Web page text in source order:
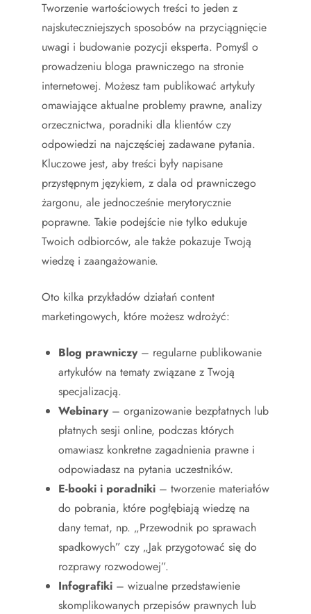
Tworzenie wartościowych treści to jeden z
najskuteczniejszych sposobów na przyciągnięcie
uwagi i budowanie pozycji eksperta. Pomyśl o
prowadzeniu bloga prawniczego na stronie
internetowej. Możesz tam publikować artykuły
omawiające aktualne problemy prawne, analizy
orzecznictwa, poradniki dla klientów czy
odpowiedzi na najczęściej zadawane pytania.
Kluczowe jest, aby treści były napisane
przystępnym językiem, z dala od prawniczego
żargonu, ale jednocześnie merytorycznie
poprawne. Takie podejście nie tylko edukuje
Twoich odbiorców, ale także pokazuje Twoją
wiedzę i zaangażowanie.
Oto kilka przykładów działań content
marketingowych, które możesz wdrożyć:
Blog prawniczy– regularne publikowanie
artykułów na tematy związane z Twoją
specjalizacją.
Webinary– organizowanie bezpłatnych lub
płatnych sesji online, podczas których
omawiasz konkretne zagadnienia prawne i
odpowiadasz na pytania uczestników.
E-booki i poradniki – tworzenie materiałów
do pobrania, które pogłębiają wiedzę na
dany temat, np. „Przewodnik po sprawach
spadkowych” czy „Jak przygotować się do
rozprawy rozwodowej”.
Infografiki – wizualne przedstawienie
skomplikowanych przepisów prawnych lub